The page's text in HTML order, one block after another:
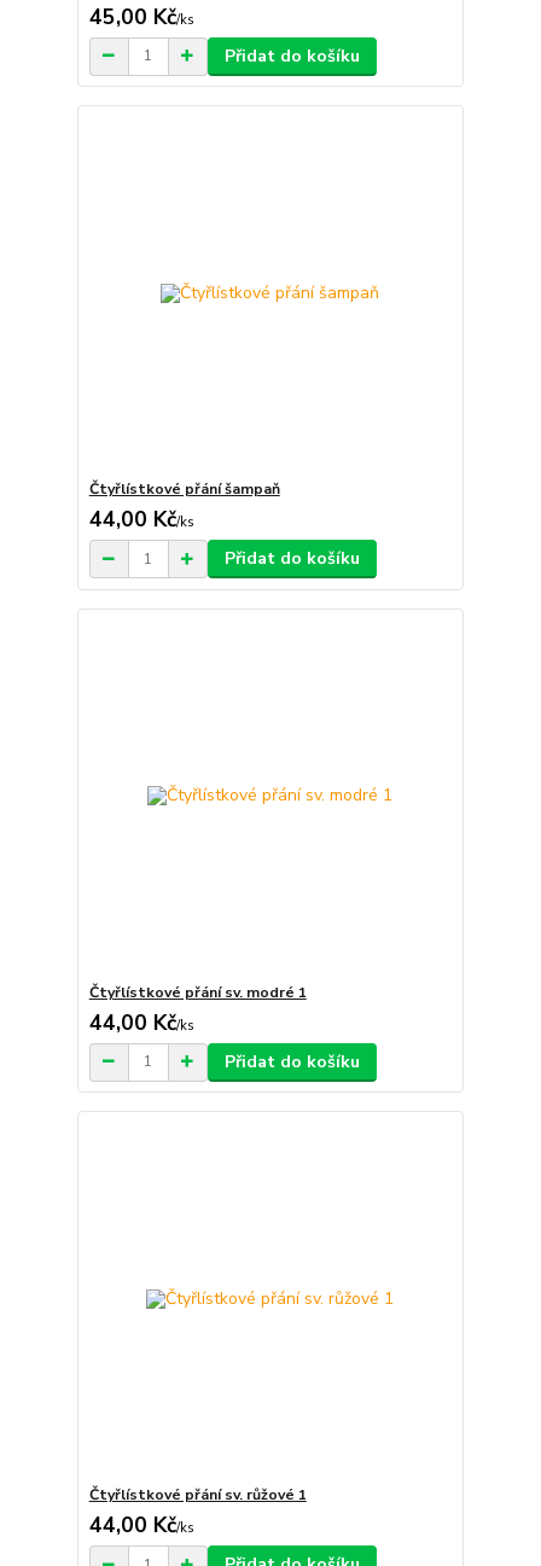
45,00 Kč/ks
Přidat do košíku
Čtyřlístkové přání šampaň
44,00 Kč/ks
Přidat do košíku
Čtyřlístkové přání sv. modré 1
44,00 Kč/ks
Přidat do košíku
Čtyřlístkové přání sv. růžové 1
44,00 Kč/ks